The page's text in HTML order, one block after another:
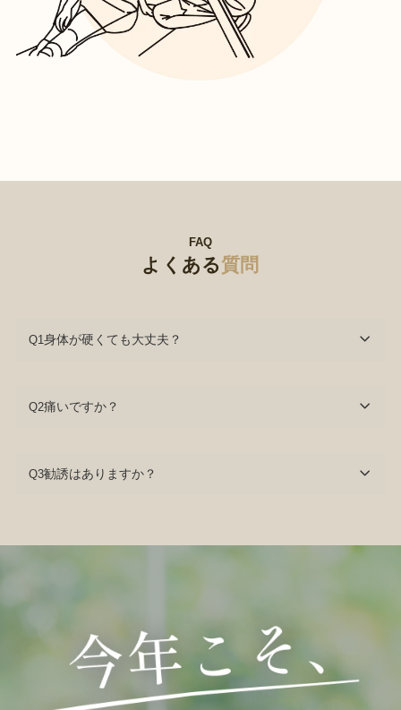
FAQ
よくある質問
Q1身体が硬くても大丈夫？
Q2痛いですか？
Q3勧誘はありますか？